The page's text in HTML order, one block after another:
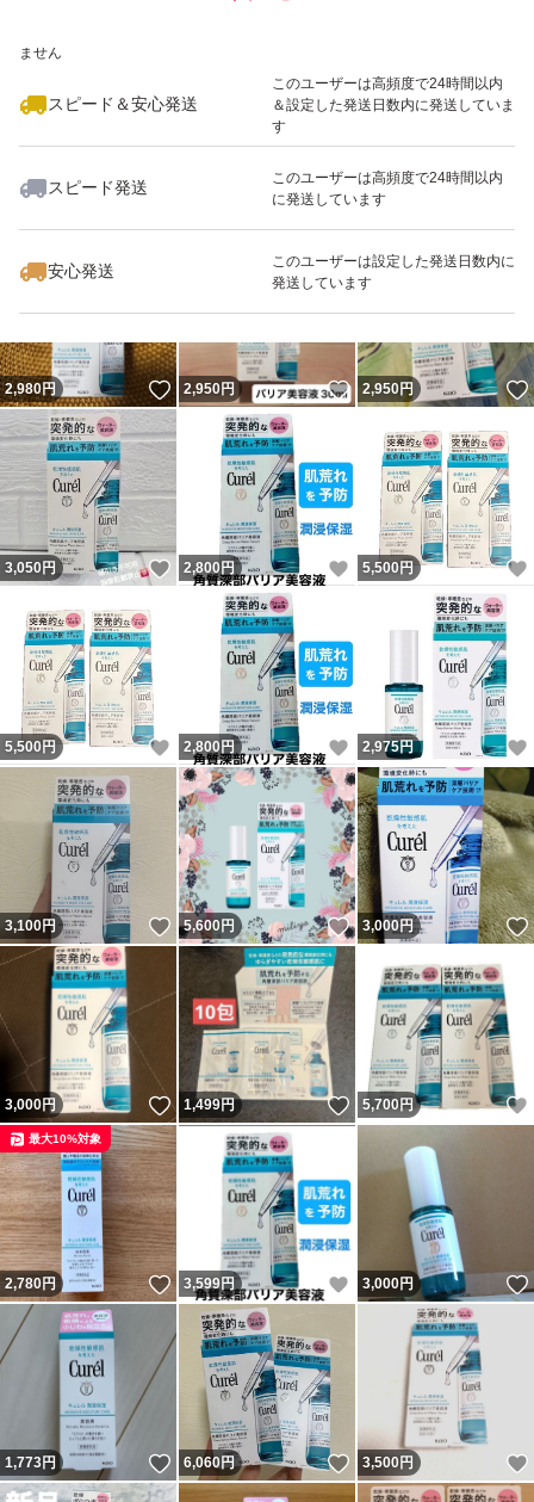
ません
スピード＆安心発送
このユーザーは高頻度で24時間以内
＆設定した発送日数内に発送していま
す
スピード発送
このユーザーは高頻度で24時間以内
に発送しています
安心発送
このユーザーは設定した発送日数内に
発送しています
いいね！
3,500
2,980円 いいね！
2,950円 いいね！
2,950円
3,050円 いいね！
2,800円 いいね！
5,500円
5,500円 いいね！
2,800円 いいね！
2,975円
3,100円 いいね！
5,600円 いいね！
3,000円
3,000円 いいね！
1,499円 いいね！
5,700円
2,780円 いいね！
最大10%対象
3,599円 いいね！
3,000円
1,773円 いいね！
6,060円 いいね！
3,500円